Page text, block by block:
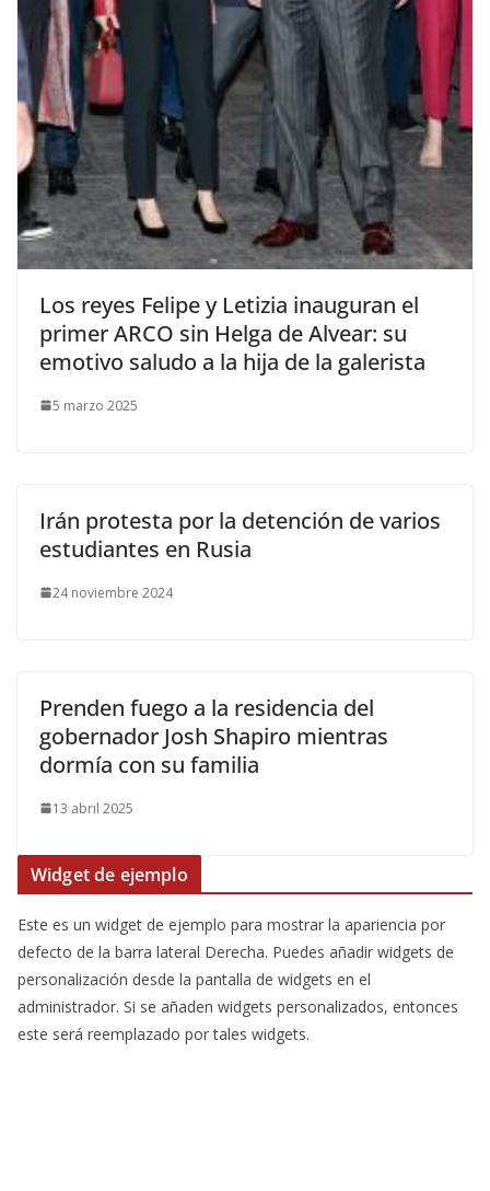
​Los reyes Felipe y Letizia inauguran el
primer ARCO sin Helga de Alvear: su
emotivo saludo a la hija de la galerista
5 marzo 2025
Irán protesta por la detención de varios
estudiantes en Rusia
24 noviembre 2024
Prenden fuego a la residencia del
gobernador Josh Shapiro mientras
dormía con su familia
13 abril 2025
Widget de ejemplo
Este es un widget de ejemplo para mostrar la apariencia por
defecto de la barra lateral Derecha. Puedes añadir widgets de
personalización desde la pantalla de widgets en el
administrador. Si se añaden widgets personalizados, entonces
este será reemplazado por tales widgets.